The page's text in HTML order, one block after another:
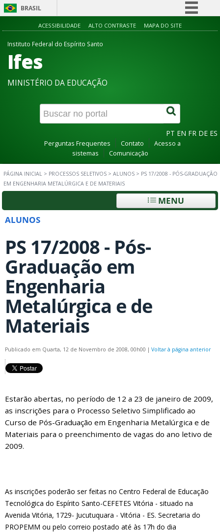
BRASIL
Simplifique!
Canais
ACESSIBILIDADE ALTO CONTRASTE MAPA DO SITE
Instituto Federal do Espírito Santo
Ifes
MINISTÉRIO DA EDUCAÇÃO
PT EN FR DE ES
Perguntas Frequentes Contato
Acesso a
sistemas
Comunicação
PÁGINA INICIAL > PROCESSOS SELETIVOS > ALUNOS > PS 17/2008 - PÓS-GRADUAÇÃO
EM ENGENHARIA METALÚRGICA E DE MATERIAIS
MENU
ALUNOS
PS 17/2008 - Pós-
Graduação em
Engenharia
Metalúrgica e de
Materiais
Publicado em Quarta, 12 de Novembro de 2008, 00h00 | Voltar à página anterior
Estarão abertas, no período de 12 a 23 de janeiro de 2009,
as inscrições para o Processo Seletivo Simplificado ao
Curso de Pós-Graduação em Engenharia Metalúrgica e de
Materiais para o preenchimento de vagas do ano letivo de
2009.
As inscrições poderão ser feitas no Centro Federal de Educação
Tecnológica do Espírito Santo-CEFETES Vitória - situado na
Avenida Vitória, 1729- Jucutuquara - Vitória - ES. Secretaria do
PROPEMM ou pelo correio postado até às 17h do dia